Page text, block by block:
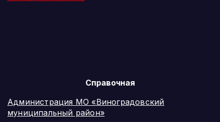
Справочная
Администрация МО «Виноградовский
муниципальный район»